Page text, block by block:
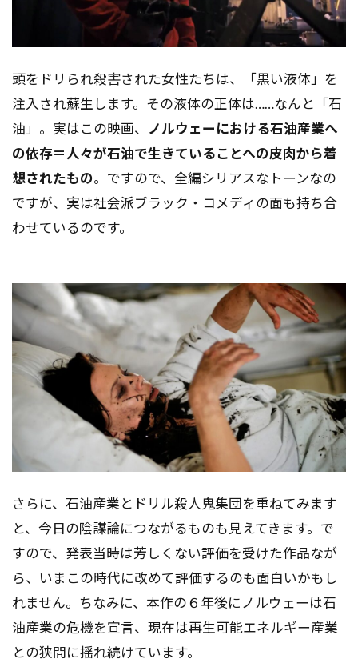
頭をドリられ殺害された女性たちは、「黒い液体」を
注入され蘇生します。その液体の正体は……なんと「石
油」。実はこの映画、 ノルウェーにおける石油産業へ
の依存＝人々が石油で生きていることへの皮肉から着
想されたもの。ですので、全編シリアスなトーンなの
ですが、実は社会派ブラック・コメディの面も持ち合
わせているのです。
さらに、石油産業とドリル殺人鬼集団を重ねてみます
と、今日の陰謀論につながるものも見えてきます。で
すので、発表当時は芳しくない評価を受けた作品なが
ら、いまこの時代に改めて評価するのも面白いかもし
れません。ちなみに、本作の６年後にノルウェーは石
油産業の危機を宣言、現在は再生可能エネルギー産業
との狭間に揺れ続けています。